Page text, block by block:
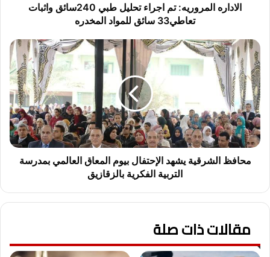
سائق
الاداره المروريه: تم اجراء تحليل طبي 240سائق واثبات
تعاطي33 سائق للمواد المخدره
محافظ
الشرقية
يشهد
الإحتفال
بيوم
المعاق
العالمي
بمدرسة
التربية
الفكرية
محافظ الشرقية يشهد الإحتفال بيوم المعاق العالمي بمدرسة
التربية الفكرية بالزقازيق
مقالات ذات صلة